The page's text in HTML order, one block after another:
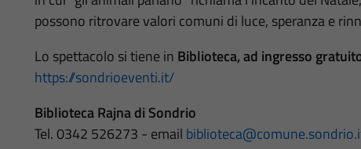
possono ritrovare valori comuni di luce, speranza e
Lo spettacolo si tiene in Biblioteca, ad ingresso
https://sondrioeventi.it/
Biblioteca Rajna di Sondrio
Tel. 0342 526273 - email